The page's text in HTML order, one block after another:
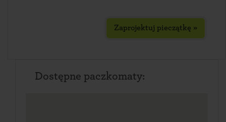
Zaprojektuj pieczątkę »
Dostępne paczkomaty: